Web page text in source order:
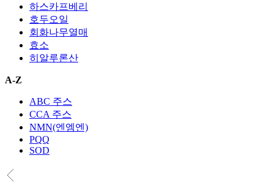
하스카프베리
호두오일
회화나무열매
효소
히알루론산
A-Z
ABC 주스
CCA 주스
NMN(엔엠엔)
PQQ
SOD